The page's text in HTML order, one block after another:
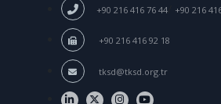
+90 216 416 76 44/ +90 216
+90 216 416 92 18
tksd@tksd.org.tr